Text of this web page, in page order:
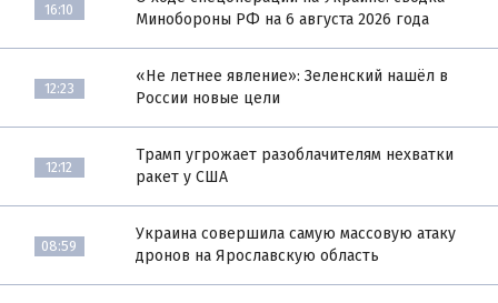
16:10
Минобороны РФ на 6 августа 2026 года
12:23
«Не летнее явление»: Зеленский нашёл в
России новые цели
12:12
Трамп угрожает разоблачителям нехватки
ракет у США
08:59
Украина совершила самую массовую атаку
дронов на Ярославскую область